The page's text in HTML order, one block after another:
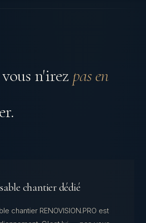
n'irez pas en
chantier dédié
chantier RENOVISION.PRO est